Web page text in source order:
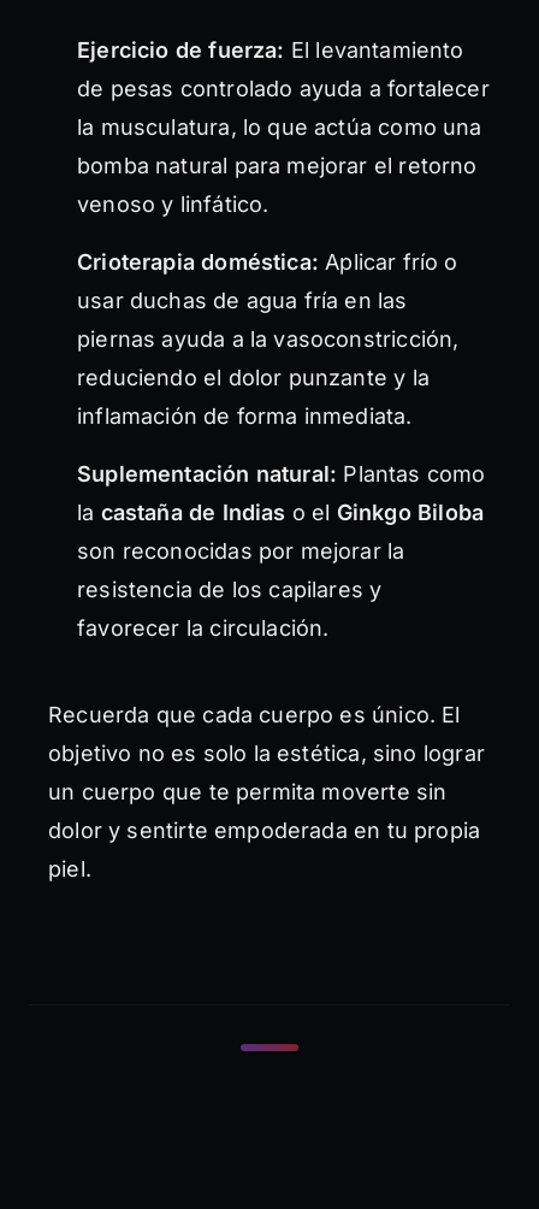
Ejercicio de fuerza: El levantamiento
de pesas controlado ayuda a fortalecer
la musculatura, lo que actúa como una
bomba natural para mejorar el retorno
venoso y linfático.
Crioterapia doméstica: Aplicar frío o
usar duchas de agua fría en las
piernas ayuda a la vasoconstricción,
reduciendo el dolor punzante y la
inflamación de forma inmediata.
Suplementación natural: Plantas como
la castaña de Indias o el Ginkgo Biloba
son reconocidas por mejorar la
resistencia de los capilares y
favorecer la circulación.
Recuerda que cada cuerpo es único. El
objetivo no es solo la estética, sino lograr
un cuerpo que te permita moverte sin
dolor y sentirte empoderada en tu propia
piel.